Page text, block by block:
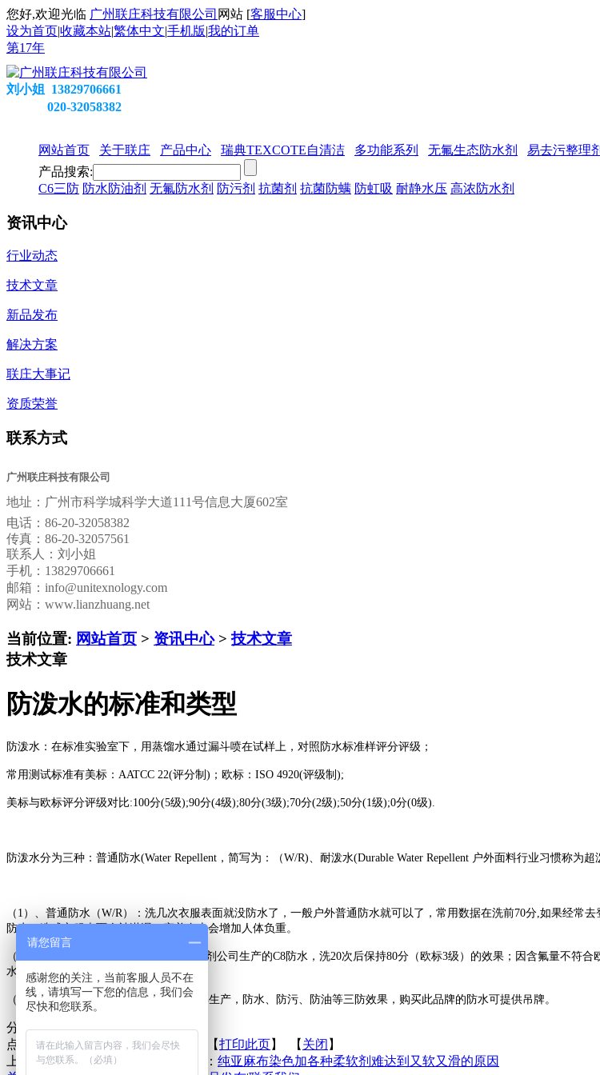
您好,欢迎光临 广州联庄科技有限公司 网站 [客服中心]
设为首页|收藏本站|繁体中文|手机版|我的订单
第17年
刘小姐 13829706661
020-32058382
网站首页 关于联庄 产品中心 瑞典TEXCOTE自清洁 多功能系列 无氟生态防水剂 易去污整理剂
产品搜索:
C6三防 防水防油剂 无氟防水剂 防污剂 抗菌剂 抗菌防螨 防虹吸 耐静水压 高浓防水剂
资讯中心
行业动态
技术文章
新品发布
解决方案
联庄大事记
资质荣誉
联系方式
广州联庄科技有限公司
地址： 广州市科学城科学大道111号信息大厦602室
电话： 86-20-32058382
传真： 86-20-32057561
联系人：刘小姐
手机：13829706661
邮箱： info@unitexnology.com
网站：www.lianzhuang.net
当前位置: 网站首页 > 资讯中心>技术文章
技术文章
防泼水的标准和类型
防泼水：在标准实验室下，用蒸馏水通过漏斗喷在试样上，对照防水标准样评分评级；
常用测试标准有美标：AATCC 22(评分制)；欧标：ISO 4920(评级制);
美标与欧标评分评级对比:100分(5级);90分(4级);80分(3级);70分(2级);50分(1级);0分(0级).
防泼水分为三种：普通防水(Water Repellent，简写为：（W/R)、耐泼水(Durable Water Repellent 户外面料行业习惯称为
（1）、普通防水（W/R）：洗几次衣服表面就没防水了，一般户外普通防水就可以了，常用数据在洗前70分,如果经
防水，造成衣服表面会被淋湿，穿着身上会增加人体负重。
（2）、超泼水（DWR）：市面上很多助剂公司生产的C8防水，洗20次后保持80分（欧标3级）的效果；因含氟量不符
水洗5-10次后保持80分的效果。
（3）、德科纳米（DEKENANO），瑞典生产，防水、防污、防油等三防效果，购买此品牌的防水可提供吊牌。
分享到：
点击次数：更新时间：2015-03-25 【打印此页 】 【 关闭 】
上一条：静水压的测试标准 下一条： 纯亚麻布染色加各种柔软剂难达到又软又滑的原因
请您留言
感谢您的关注，当前客服人员不在
线，请填写一下您的信息，我们会
尽快和您联系。